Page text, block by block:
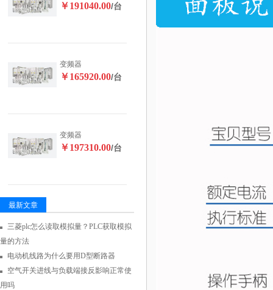
￥191040.00/台
变频器
￥165920.00/台
变频器
￥197310.00/台
最新文章
三菱plc怎么读取模拟量？PLC获取模拟
量的方法
电动机线路为什么要用D型断路器
空气开关进线与负载端接反影响正常使
用吗